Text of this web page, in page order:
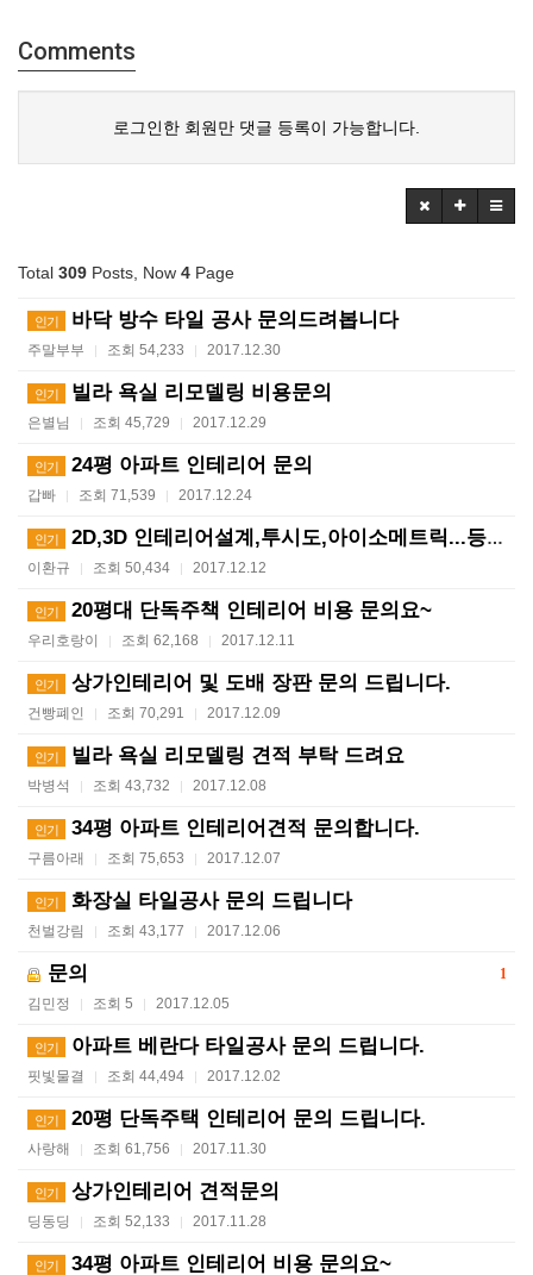
Comments
로그인한 회원만 댓글 등록이 가능합니다.
Total 309 Posts, Now 4 Page
인기 바닥 방수 타일 공사 문의드려봅니다
주말부부 | 조회 54,233 | 2017.12.30
인기 빌라 욕실 리모델링 비용문의
은별님 | 조회 45,729 | 2017.12.29
인기 24평 아파트 인테리어 문의
갑빠 | 조회 71,539 | 2017.12.24
인기 2D,3D 인테리어설계,투시도,아이소메트릭...등 해 …
이환규 | 조회 50,434 | 2017.12.12
인기 20평대 단독주책 인테리어 비용 문의요~
우리호랑이 | 조회 62,168 | 2017.12.11
인기 상가인테리어 및 도배 장판 문의 드립니다.
건빵폐인 | 조회 70,291 | 2017.12.09
인기 빌라 욕실 리모델링 견적 부탁 드려요
박병석 | 조회 43,732 | 2017.12.08
인기 34평 아파트 인테리어견적 문의합니다.
구름아래 | 조회 75,653 | 2017.12.07
인기 화장실 타일공사 문의 드립니다
천벌강림 | 조회 43,177 | 2017.12.06
1
문의
김민정 | 조회 5 | 2017.12.05
인기 아파트 베란다 타일공사 문의 드립니다.
핏빛물결 | 조회 44,494 | 2017.12.02
인기 20평 단독주택 인테리어 문의 드립니다.
사랑해 | 조회 61,756 | 2017.11.30
인기 상가인테리어 견적문의
딩동딩 | 조회 52,133 | 2017.11.28
인기 34평 아파트 인테리어 비용 문의요~